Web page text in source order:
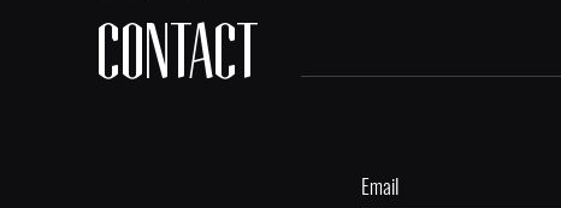
CONTACT
Email